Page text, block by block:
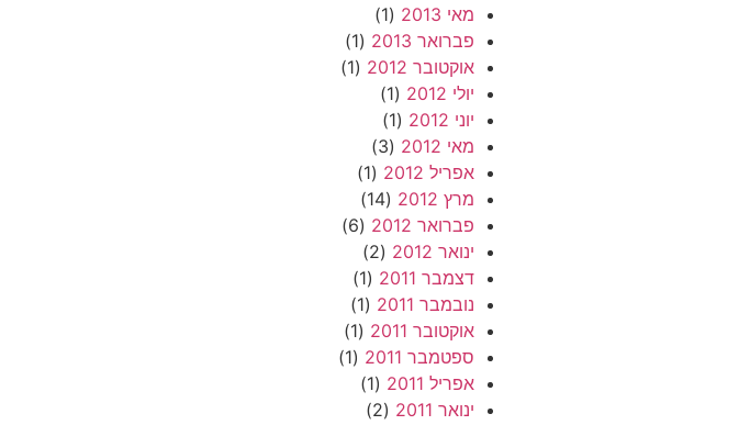
מאי 2013
(1)
פברואר 2013
(1)
אוקטובר 2012
(1)
יולי 2012
(1)
יוני 2012
(1)
מאי 2012
(3)
אפריל 2012
(1)
מרץ 2012
(14)
פברואר 2012
(6)
ינואר 2012
(2)
דצמבר 2011
(1)
נובמבר 2011
(1)
אוקטובר 2011
(1)
ספטמבר 2011
(1)
אפריל 2011
(1)
ינואר 2011
(2)